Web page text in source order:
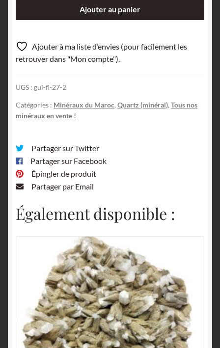
coloré,
région
de
Drâa-
Tafilalet,
Maroc.
Ajouter au panier
Ajouter à ma liste d’envies (pour facilement les
retrouver dans "Mon compte").
UGS : gui-fl-27-2
Catégories : Minéraux du Maroc, Quartz (minéral), Tous nos
minéraux en vente !
Partager sur Twitter
Partager sur Facebook
Épingler de produit
Partager par Email
Également disponible :